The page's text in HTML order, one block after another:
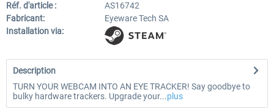
Réf. d'article :
AS16742
Fabricant:
Eyeware Tech SA
Installation via:
Description
TURN YOUR WEBCAM INTO AN EYE TRACKER! Say goodbye to
bulky hardware trackers. Upgrade your...plus